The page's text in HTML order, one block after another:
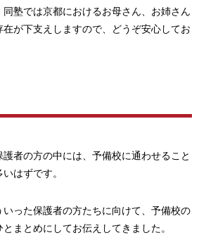
塾では京都におけるお母さん、お姉さん
が下支えしますので、どうぞ安心してお
者の方の中には、予備校に通わせること
はずです。
った保護者の方たちに向けて、予備校の
まとめにしてお伝えしてきました。